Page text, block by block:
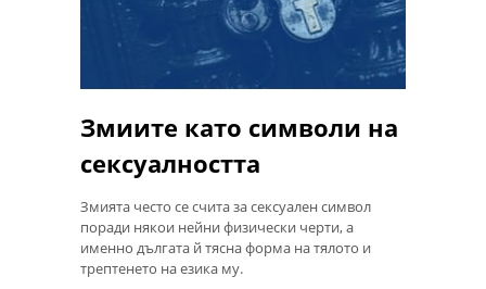
Змиите като символи на
сексуалността
Змията често се счита за сексуален символ
поради някои нейни физически черти, а
именно дългата й тясна форма на тялото и
трептенето на езика му.